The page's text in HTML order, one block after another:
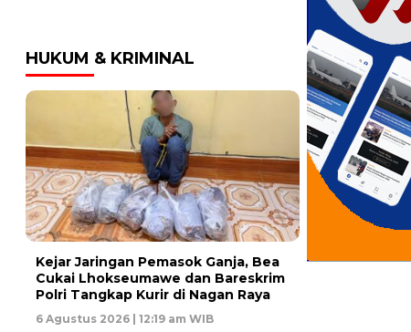
HUKUM & KRIMINAL
Kejar Jaringan Pemasok Ganja, Bea
Cukai Lhokseumawe dan Bareskrim
Polri Tangkap Kurir di Nagan Raya
6 Agustus 2026 | 12:19 am WIB